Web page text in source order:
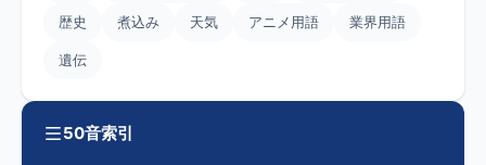
歴史 煮込み 天気 アニメ用語 業界用語
遺伝
50音索引